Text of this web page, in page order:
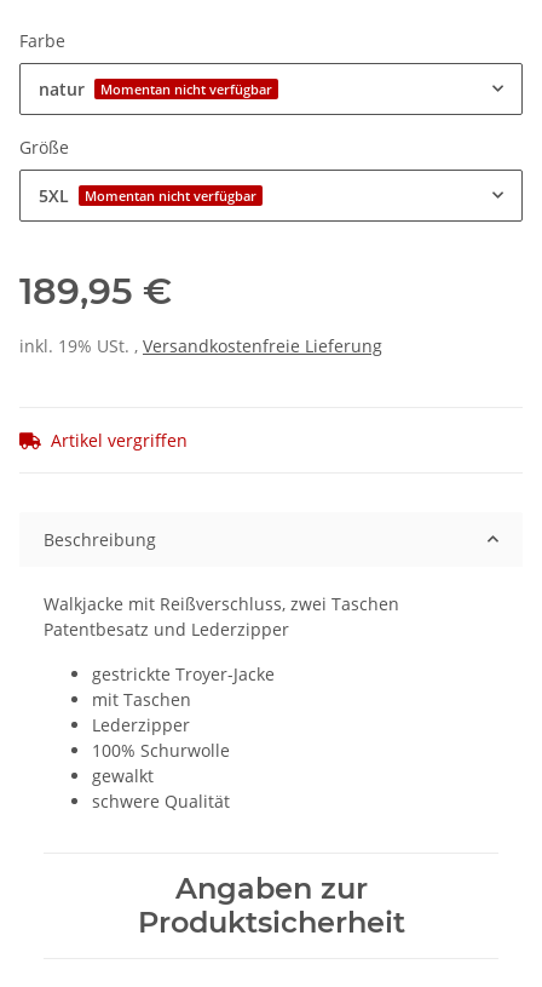
Farbe
natur Momentan nicht verfügbar
Größe
5XL Momentan nicht verfügbar
189,95 €
inkl. 19% USt. , Versandkostenfreie Lieferung
Artikel vergriffen
Beschreibung
Walkjacke mit Reißverschluss, zwei Taschen
Patentbesatz und Lederzipper
gestrickte Troyer-Jacke
mit Taschen
Lederzipper
100% Schurwolle
gewalkt
schwere Qualität
Angaben zur
Produktsicherheit